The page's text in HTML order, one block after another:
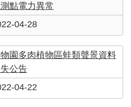
點電力異常
04-28
園多肉植物區蛙類聲景資料
公告
04-22